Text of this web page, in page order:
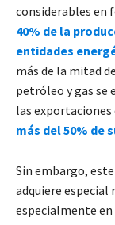
considerables en
40% de la
entidades
más de la mitad
petróleo y gas se
las
más del 50% de
Sin embargo,
adquiere
especialmente